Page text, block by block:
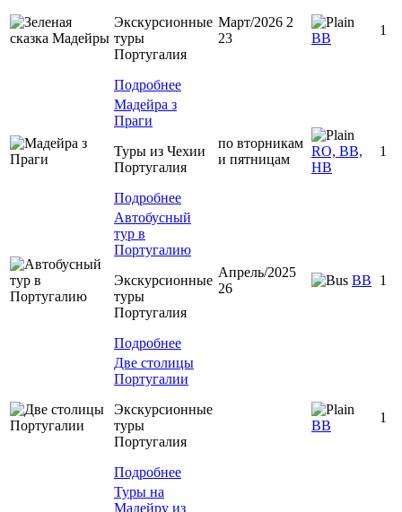
Экскурсионные
туры
Португалия
Подробнее
Март/2026 2
23
BB
1
Мадейра з
Праги
Туры из Чехии
Португалия
Подробнее
по вторникам
и пятницам
RO, BB,
HB
1
Автобусный
тур в
Португалию
Экскурсионные
туры
Португалия
Подробнее
Апрель/2025
26
ВВ 1
Две столицы
Португалии
Экскурсионные
туры
Португалия
Подробнее
BB
1
Туры на
Мадейру из